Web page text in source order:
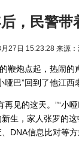
，民警带
27日 15:23:28 来源
鞭炮点起，热闹
巴”回到了他江西
见的这天。”“小
生，家人张罗的
DNA信息比对等方